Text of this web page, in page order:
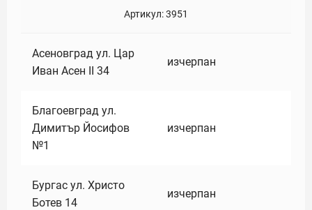
Артикул:3951
Асеновград ул. Цар
Иван Асен II 34
изчерпан
Благоевград ул.
Димитър Йосифов
№1
изчерпан
Бургас ул. Христо
Ботев 14
изчерпан